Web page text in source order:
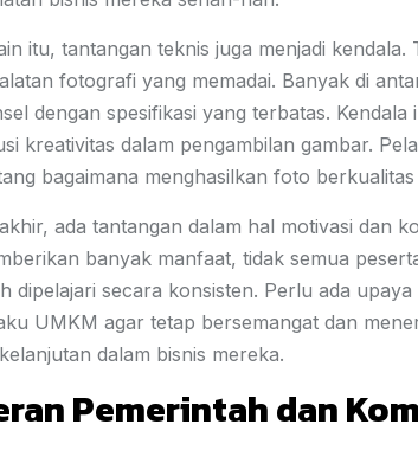
itu, tantangan teknis juga menjadi
fotografi yang memadai. Banyak di
dengan spesifikasi yang terbatas.
kreativitas dalam pengambilan gambar.
bagaimana menghasilkan foto
ada tantangan dalam hal motivasi dan
banyak manfaat, tidak semua
dipelajari secara konsisten. Perlu ada
UMKM agar tetap bersemangat dan
dalam bisnis mereka.
Pemerintah dan